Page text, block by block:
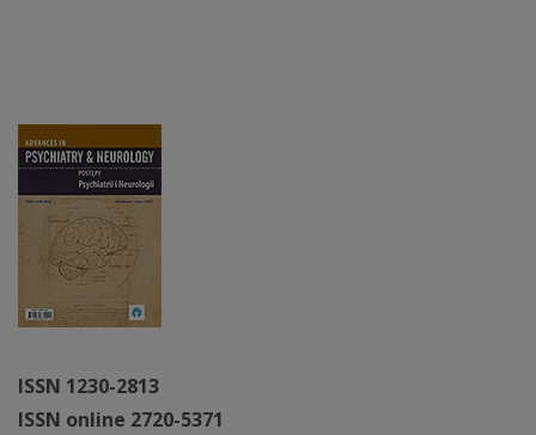
ISSN 1230-2813
ISSN online 2720-5371